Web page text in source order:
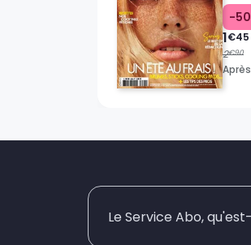
1€45
-
2€90
Le Service Abo,